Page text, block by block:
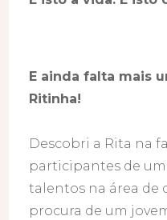
E ainda falta mais
Ritinha!
Descobri a Rita na
participantes de
talentos na área de
procura de um